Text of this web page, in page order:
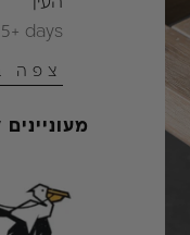
העין
days
צפה